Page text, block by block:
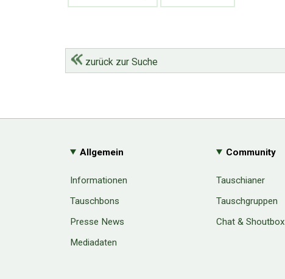
zurück zur Suche
Allgemein
Informationen
Tauschbons
Presse News
Mediadaten
Community
Tauschianer
Tauschgruppen
Chat & Shoutbox